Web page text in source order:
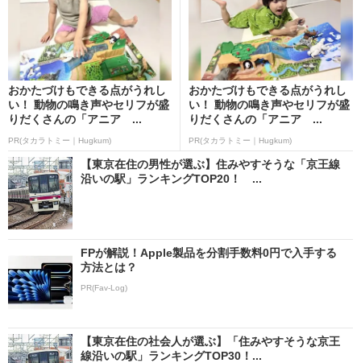
おかたづけもできる点がうれし
い！ 動物の鳴き声やセリフが盛
りだくさんの「アニア ...
PR(タカラトミー｜Hugkum)
おかたづけもできる点がうれし
い！ 動物の鳴き声やセリフが盛
りだくさんの「アニア ...
PR(タカラトミー｜Hugkum)
【東京在住の男性が選ぶ】住みやすそうな「京王線
沿いの駅」ランキングTOP20！ ...
FPが解説！Apple製品を分割手数料0円で入手する
方法とは？
PR(Fav-Log)
【東京在住の社会人が選ぶ】「住みやすそうな京王
線沿いの駅」ランキングTOP30！...